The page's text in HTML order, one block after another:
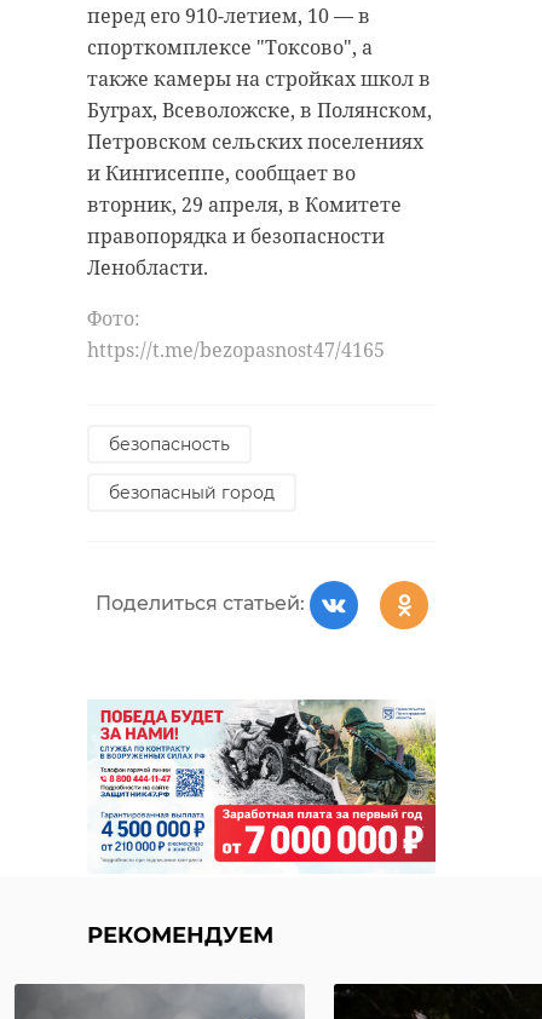
перед его 910-летием, 10 — в
спорткомплексе "Токсово", а
также камеры на стройках школ в
Буграх, Всеволожске, в Полянском,
Петровском сельских поселениях
и Кингисеппе, сообщает во
вторник, 29 апреля, в Комитете
правопорядка и безопасности
Ленобласти.
Фото:
https://t.me/bezopasnost47/4165
безопасность
безопасный город
Поделиться статьей:
РЕКОМЕНДУЕМ